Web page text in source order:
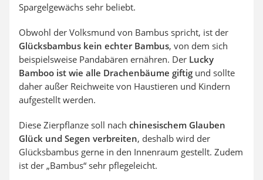
Spargelgewächs sehr beliebt.
Obwohl der Volksmund von Bambus spricht, ist der
Glücksbambus kein echter Bambus, von dem sich
beispielsweise Pandabären ernähren. Der Lucky
Bamboo ist wie alle Drachenbäume giftig und sollte
daher außer Reichweite von Haustieren und Kindern
aufgestellt werden.
Diese Zierpflanze soll nach chinesischem Glauben
Glück und Segen verbreiten, deshalb wird der
Glücksbambus gerne in den Innenraum gestellt. Zudem
ist der „Bambus“ sehr pflegeleicht.